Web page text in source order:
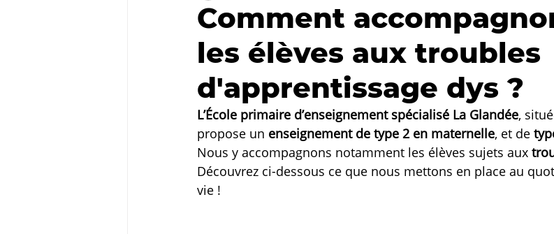
Comment
les élèves aux troubles
d'apprentissage dys ?
L’École primaire d’enseignement spécialisé La Glandée,
propose un enseignement de type 2 en maternelle, et de
Nous y accompagnons notamment les élèves sujets aux
Découvrez ci-dessous ce que nous mettons en place au
vie !